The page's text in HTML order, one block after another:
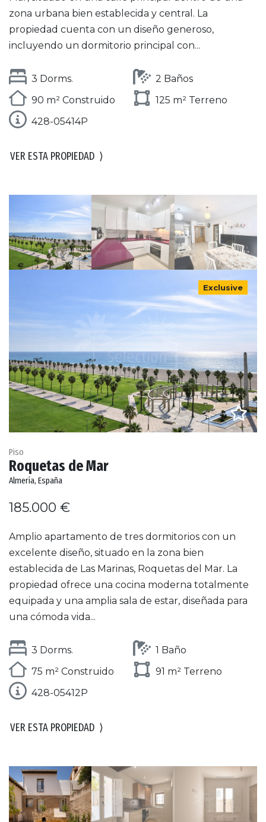
zona urbana bien establecida y central. La
propiedad cuenta con un diseño generoso,
incluyendo un dormitorio principal con...
3 Dorms.
2 Baños
90 m² Construido
125 m² Terreno
428-05414P
VER ESTA PROPIEDAD ⟩
Exclusive
Piso
Roquetas de Mar
Almería, España
185.000 €
Amplio apartamento de tres dormitorios con un
excelente diseño, situado en la zona bien
establecida de Las Marinas, Roquetas del Mar. La
propiedad ofrece una cocina moderna totalmente
equipada y una amplia sala de estar, diseñada para
una cómoda vida...
3 Dorms.
1 Baño
75 m² Construido
91 m² Terreno
428-05412P
VER ESTA PROPIEDAD ⟩